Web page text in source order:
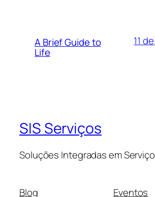
A Brief Guide to
Life
11
SIS Serviços
Soluções Integradas em
Blog Eventos